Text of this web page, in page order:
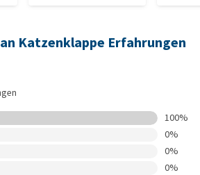
Katzenklappe Erfahrungen
100%
0%
0%
0%